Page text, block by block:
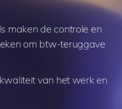
maken de controle en
om btw-teruggave
van het werk en